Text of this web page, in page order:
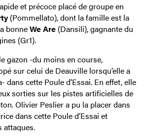
et précoce placé de groupe en
(Pommellato), dont la famille est la
bonneWe Are (Dansili), gagnante du
(Gr1).
gazon -du moins en course,
sur celui de Deauville lorsqu’elle a
dans cette Poule d’Essai. En effet, elle
sorties sur les pistes artificielles de
Olivier Peslier a pu la placer dans
dans cette Poule d’Essai et
attaques.